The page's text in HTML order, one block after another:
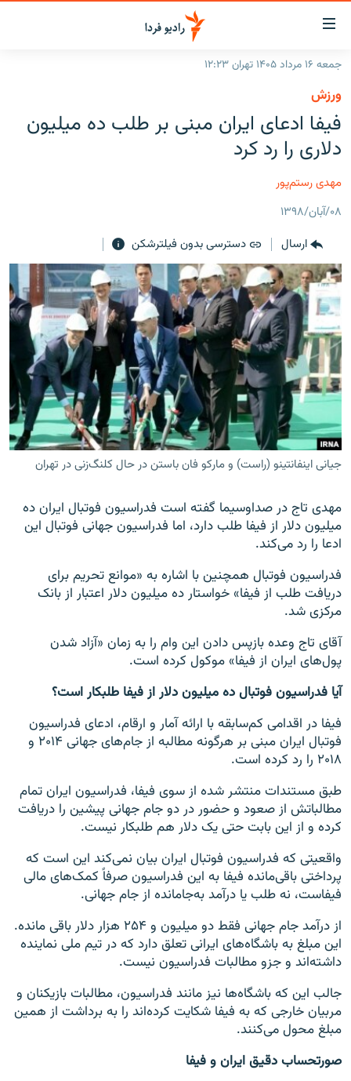
لینک‌های
قابلیت
دسترسی
بازگشت
منوی
اصلی
به
صفحه
ایران
جهان
فرکانس‌ها
پادکست
چندرسانه‌ای
گزارش‌های تصویری
گزارش‌های ویدئویی
زنان فردا
English
به ما بپیوندید
زبان‌های دیگر
جمعه ۱۶ مرداد ۱۴۰۵ تهران ۱۲:۲۳
ورزش
فیفا ادعای ایران مبنی بر طلب ده میلیون
دلاری را رد کرد
مهدی رستم‌پور
۰۸/آبان/۱۳۹۸
ارسال
دسترسی بدون فیلترشکن
جیانی اینفانتینو (راست) و مارکو فان باستن در حال کلنگ‌زنی در تهران
مهدی تاج در صداوسیما گفته است فدراسیون فوتبال ایران ده
میلیون دلار از فیفا طلب دارد، اما فدراسیون جهانی فوتبال این
ادعا را رد می‌کند.
فدراسیون فوتبال همچنین با اشاره به «موانع تحریم برای
دریافت طلب از فیفا» خواستار ده میلیون دلار اعتبار از بانک
مرکزی شد.
آقای تاج وعده بازپس دادن این وام را به زمان «آزاد شدن
پول‌های ایران از فیفا» موکول کرده است.
آیا فدراسیون فوتبال ده میلیون دلار از فیفا طلبکار است؟
فیفا در اقدامی کم‌سابقه با ارائه آمار و ارقام، ادعای فدراسیون
فوتبال ایران مبنی بر هرگونه مطالبه از جام‌های جهانی ۲۰۱۴ و
۲۰۱۸ را رد کرده است.
طبق مستندات منتشر شده از سوی فیفا، فدراسیون ایران تمام
مطالباتش از صعود و حضور در دو جام جهانی پیشین را دریافت
کرده و از این بابت حتی یک دلار هم طلبکار نیست.
واقعیتی که فدراسیون فوتبال ایران بیان نمی‌کند این است که
پرداختی باقی‌مانده فیفا به این فدراسیون صرفاً کمک‌های مالی
فیفاست، نه طلب یا درآمد به‌جامانده از جام جهانی.
از درآمد جام جهانی فقط دو میلیون و ۲۵۴ هزار دلار باقی مانده.
این مبلغ به باشگاه‌های ایرانی تعلق دارد که در تیم ملی نماینده
داشته‌اند و جزو مطالبات فدراسیون نیست.
جالب این که باشگاه‌ها نیز مانند فدراسیون، مطالبات بازیکنان و
مربیان خارجی که به فیفا شکایت کرده‌اند را به برداشت از همین
مبلغ محول می‌کنند.
صورتحساب دقیق ایران و فیفا